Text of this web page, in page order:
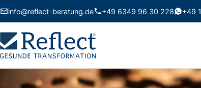
info@reflect-beratung.de +49 6349 96 30 228 +49